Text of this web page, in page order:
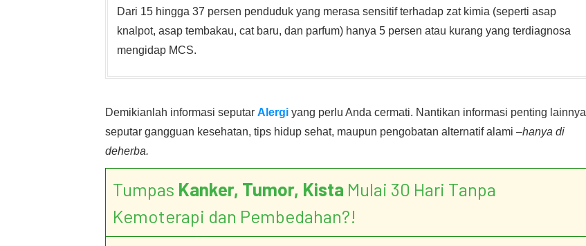
Dari 15 hingga 37 persen penduduk yang merasa sensitif terhadap zat kimia (seperti asap
knalpot, asap tembakau, cat baru, dan parfum) hanya 5 persen atau kurang yang terdiagnosa
mengidap MCS.
Demikianlah informasi seputar Alergi yang perlu Anda cermati. Nantikan informasi penting lainnya
seputar gangguan kesehatan, tips hidup sehat, maupun pengobatan alternatif alami –hanya di
deherba.
Tumpas Kanker, Tumor, Kista Mulai 30 Hari Tanpa
Kemoterapi dan Pembedahan?!